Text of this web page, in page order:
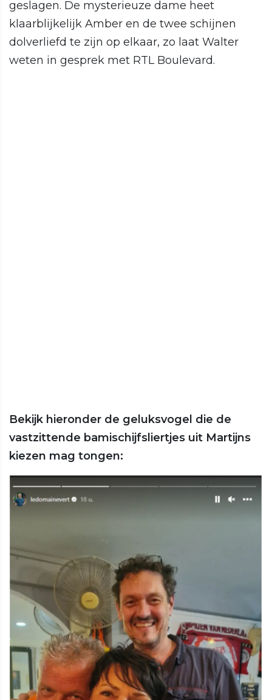
geslagen. De mysterieuze dame heet
klaarblijkelijk Amber en de twee schijnen
dolverliefd te zijn op elkaar, zo laat Walter
weten in gesprek met RTL Boulevard.
Bekijk hieronder de geluksvogel die de
vastzittende bamischijfsliertjes uit Martijns
kiezen mag tongen: